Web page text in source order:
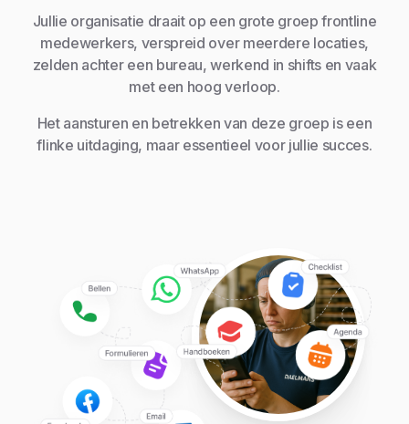
Jullie organisatie draait op een grote groep frontline
medewerkers, verspreid over meerdere locaties,
zelden achter een bureau, werkend in shifts en vaak
met een hoog verloop.
Het aansturen en betrekken van deze groep is een
flinke uitdaging, maar essentieel voor jullie succes.